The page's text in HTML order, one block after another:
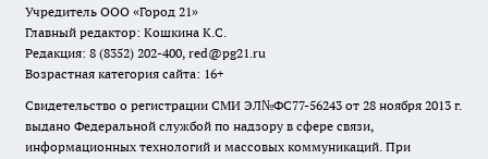
Учредитель ООО «Город 21»
Главный редактор: Кошкина К.С.
Редакция: 8 (8352) 202-400, red@pg21.ru
Возрастная категория сайта: 16+
Свидетельство о регистрации СМИ ЭЛ№ФС77-56243 от 28 ноября 2013 г.
выдано Федеральной службой по надзору в сфере связи,
информационных технологий и массовых коммуникаций. При